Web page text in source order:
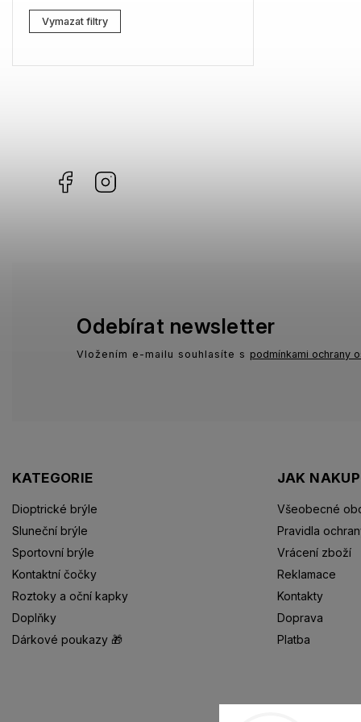
Lacoste
Marc Jacobs
Vymazat filtry
Facebook
KATEGORIE
Dioptrické brýle
Sluneční brýle
Sportovní brýle
Kontaktní čočky
Roztoky a oční kapky
Doplňky
Dárkové poukazy 🎁
JAK
Všeobecné
Pravidla
Vrácení zboží
Reklamace
Kontakty
Doprava
Platba
Odebírat newsletter
Vložením e-mailu souhlasíte s podmínkami ochrany